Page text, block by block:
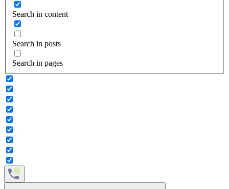
Search in content
Search in posts
Search in pages